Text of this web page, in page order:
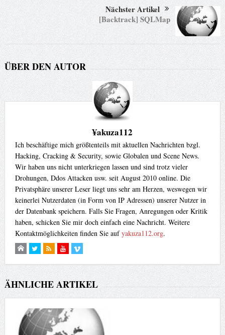
Nächster Artikel
[Backtrack] SQLMap
ÜBER DEN AUTOR
¥akuza112
Ich beschäftige mich größtenteils mit aktuellen Nachrichten bzgl.
Hacking, Cracking & Security, sowie Globalen und Scene News.
Wir haben uns nicht unterkriegen lassen und sind trotz vieler
Drohungen, Ddos Attacken usw. seit August 2010 online. Die
Privatsphäre unserer Leser liegt uns sehr am Herzen, weswegen wir
keinerlei Nutzerdaten (in Form von IP Adressen) unserer Nutzer in
der Datenbank speichern. Falls Sie Fragen, Anregungen oder Kritik
haben, schicken Sie mir doch einfach eine Nachricht. Weitere
Kontaktmöglichkeiten finden Sie aufyakuza112.org.
ÄHNLICHE ARTIKEL